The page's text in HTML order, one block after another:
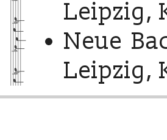
Leipzig,
Neue
Leipzig,